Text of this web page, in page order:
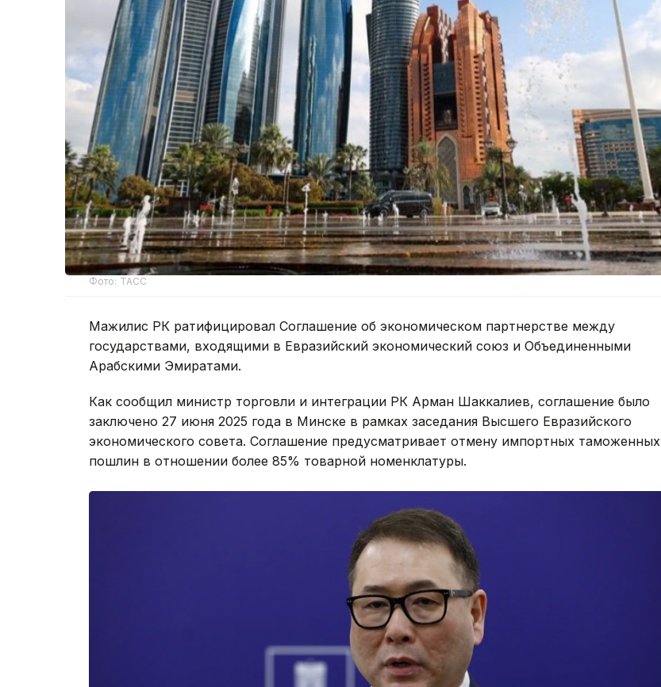
Фото: ТАСС
Мажилис РК ратифицировал Соглашение об экономическом партнерстве между
государствами, входящими в Евразийский экономический союз и Объединенными
Арабскими Эмиратами.
Как сообщил министр торговли и интеграции РК Арман Шаккалиев, соглашение было
заключено 27 июня 2025 года в Минске в рамках заседания Высшего Евразийского
экономического совета. Соглашение предусматривает отмену импортных таможенных
пошлин в отношении более 85% товарной номенклатуры.